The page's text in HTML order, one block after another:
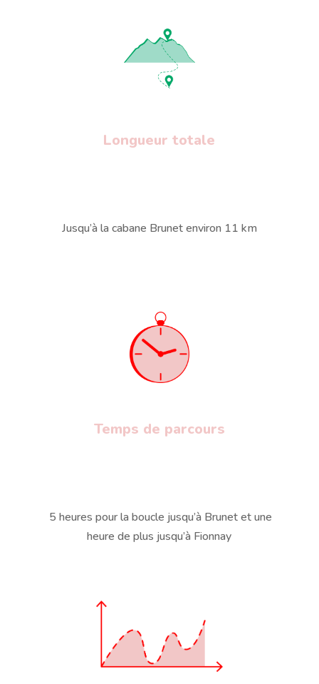
Longueur totale
Jusqu’à la cabane Brunet environ 11 km
Temps de parcours
5 heures pour la boucle jusqu’à Brunet et une
heure de plus jusqu’à Fionnay